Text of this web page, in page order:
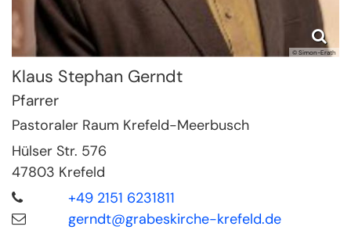
© Simon-Erath
Klaus Stephan Gerndt
Pfarrer
Pastoraler Raum Krefeld-Meerbusch
Hülser Str. 576
47803 Krefeld
+49 2151 6231811
gerndt@grabeskirche-krefeld.de